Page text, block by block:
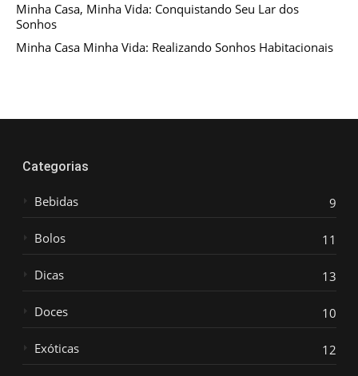
Minha Casa, Minha Vida: Conquistando Seu Lar dos
Sonhos
Minha Casa Minha Vida: Realizando Sonhos Habitacionais
Categorias
Bebidas 9
Bolos 11
Dicas 13
Doces 10
Exóticas 12